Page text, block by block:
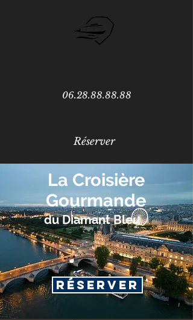
06.28.88.88.88
Réserver
La Croisière
Gourmande
duDiamant Bleu
Réserver